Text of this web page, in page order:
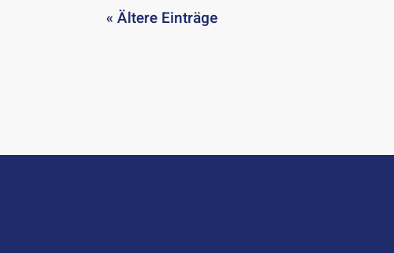
« Ältere Einträge